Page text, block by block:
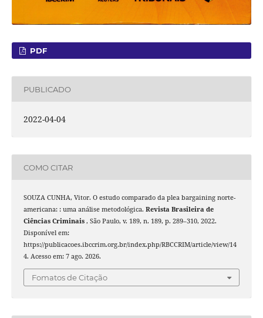
PDF
PUBLICADO
2022-04-04
COMO CITAR
SOUZA CUNHA, Vitor. O estudo comparado da plea bargaining norte-
americana: : uma análise metodológica. Revista Brasileira de
Ciências Criminais , São Paulo, v. 189, n. 189, p. 289–310, 2022.
Disponível em:
https://publicacoes.ibccrim.org.br/index.php/RBCCRIM/article/view/14
4. Acesso em: 7 ago. 2026.
Fomatos de Citação